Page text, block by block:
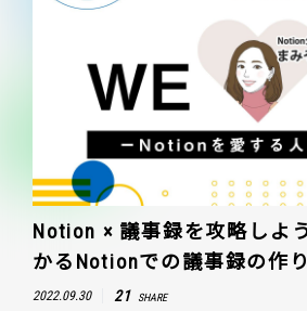
Notion × 議事録を攻略しよ
かるNotionでの議事録の作
2022.09.30 21 SHARE